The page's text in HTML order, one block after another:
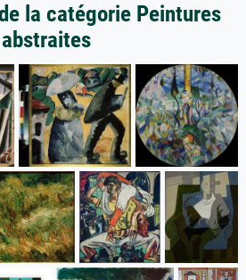
la catégorie Peintures
abstraites